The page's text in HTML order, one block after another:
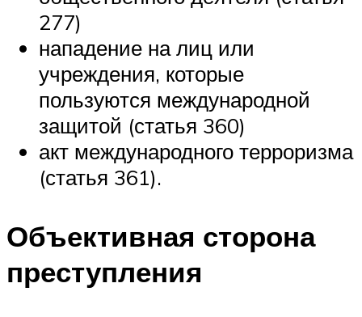
277)
нападение на лиц или
учреждения, которые
пользуются международной
защитой (статья 360)
акт международного терроризма
(статья 361).
Объективная сторона
преступления